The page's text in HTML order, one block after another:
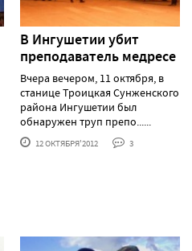
В Ингушетии убит
преподаватель медресе
Вчера вечером, 11 октября, в
станице Троицкая Сунженского
района Ингушетии был
обнаружен труп препо......
12 ОКТЯБРЯ'2012 3